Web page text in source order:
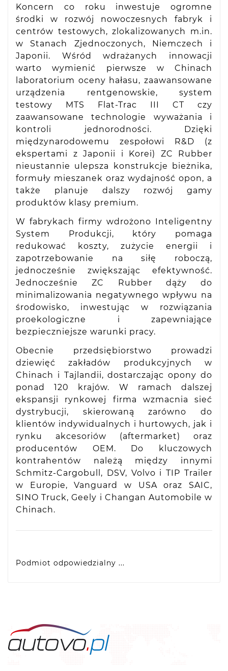
Koncern co roku inwestuje ogromne
środki w rozwój nowoczesnych fabryk i
centrów testowych, zlokalizowanych m.in.
w Stanach Zjednoczonych, Niemczech i
Japonii. Wśród wdrażanych innowacji
warto wymienić pierwsze w Chinach
laboratorium oceny hałasu, zaawansowane
urządzenia rentgenowskie, system
testowy MTS Flat-Trac III CT czy
zaawansowane technologie wyważania i
kontroli jednorodności. Dzięki
międzynarodowemu zespołowi R&D (z
ekspertami z Japonii i Korei) ZC Rubber
nieustannie ulepsza konstrukcje bieżnika,
formuły mieszanek oraz wydajność opon, a
także planuje dalszy rozwój gamy
produktów klasy premium.
W fabrykach firmy wdrożono Inteligentny
System Produkcji, który pomaga
redukować koszty, zużycie energii i
zapotrzebowanie na siłę roboczą,
jednocześnie zwiększając efektywność.
Jednocześnie ZC Rubber dąży do
minimalizowania negatywnego wpływu na
środowisko, inwestując w rozwiązania
proekologiczne i zapewniające
bezpieczniejsze warunki pracy.
Obecnie przedsiębiorstwo prowadzi
dziewięć zakładów produkcyjnych w
Chinach i Tajlandii, dostarczając opony do
ponad 120 krajów. W ramach dalszej
ekspansji rynkowej firma wzmacnia sieć
dystrybucji, skierowaną zarówno do
klientów indywidualnych i hurtowych, jak i
rynku akcesoriów (aftermarket) oraz
producentów OEM. Do kluczowych
kontrahentów należą między innymi
Schmitz-Cargobull, DSV, Volvo i TIP Trailer
w Europie, Vanguard w USA oraz SAIC,
SINO Truck, Geely i Changan Automobile w
Chinach.
Podmiot odpowiedzialny ...